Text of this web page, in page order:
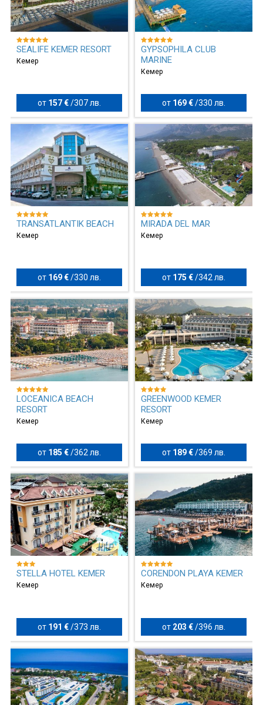
SEALIFE KEMER RESORT
Кемер
от 157 € /307 лв.
GYPSOPHILA CLUB
MARINE
Кемер
от 169 €/330 лв.
TRANSATLANTIK BEACH
Кемер
от 169 € /330 лв.
MIRADA DEL MAR
Кемер
от 175 €/342 лв.
LOCEANICA BEACH
RESORT
Кемер
от 185 € /362 лв.
GREENWOOD KEMER
RESORT
Кемер
от 189 €/369 лв.
STELLA HOTEL KEMER
Кемер
от 191 € /373 лв.
CORENDON PLAYA KEMER
Кемер
от 203 €/396 лв.